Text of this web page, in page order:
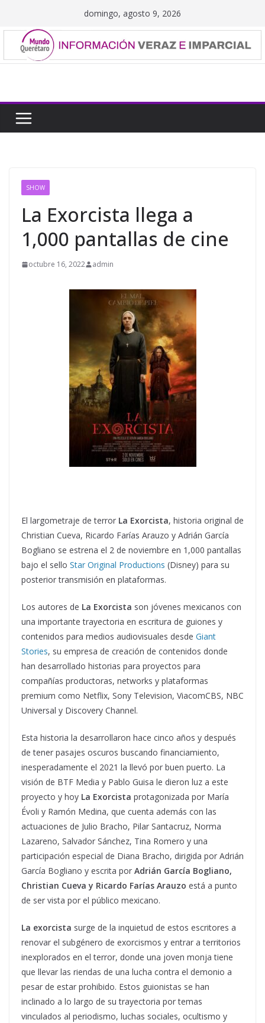
contenido
domingo, agosto 9, 2026
SHOW
La Exorcista llega a
1,000 pantallas de cine
octubre 16, 2022 admin
El largometraje de terror La Exorcista, historia original de
Christian Cueva, Ricardo Farías Arauzo y Adrián García
Bogliano se estrena el 2 de noviembre en 1,000 pantallas
bajo el sello Star Original Productions (Disney) para su
posterior transmisión en plataformas.
Los autores de La Exorcista son jóvenes mexicanos con
una importante trayectoria en escritura de guiones y
contenidos para medios audiovisuales desde Giant
Stories, su empresa de creación de contenidos donde
han desarrollado historias para proyectos para
compañías productoras, networks y plataformas
premium como Netflix, Sony Television, ViacomCBS, NBC
Universal y Discovery Channel.
Esta historia la desarrollaron hace cinco años y después
de tener pasajes oscuros buscando financiamiento,
inesperadamente el 2021 la llevó por buen puerto. La
visión de BTF Media y Pablo Guisa le dieron luz a este
proyecto y hoy La Exorcista protagonizada por María
Évoli y Ramón Medina, que cuenta además con las
actuaciones de Julio Bracho, Pilar Santacruz, Norma
Lazareno, Salvador Sánchez, Tina Romero y una
participación especial de Diana Bracho, dirigida por Adrián
García Bogliano y escrita por Adrián García Bogliano,
Christian Cueva y Ricardo Farías Arauzo está a punto
de ser vista por el público mexicano.
La exorcista surge de la inquietud de estos escritores a
renovar el subgénero de exorcismos y entrar a territorios
inexplorados en el terror, donde una joven monja tiene
que llevar las riendas de una lucha contra el demonio a
pesar de estar prohibido. Estos guionistas se han
inclinado a lo largo de su trayectoria por temas
vinculados al periodismo, luchas sociales, ocultismo y